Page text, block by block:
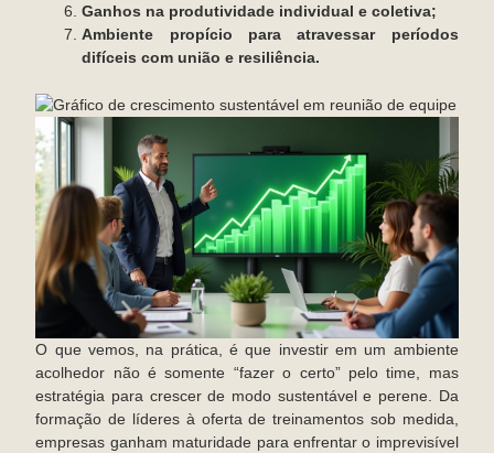
Ganhos na produtividade individual e coletiva;
Ambiente propício para atravessar períodos
difíceis com união e resiliência.
O que vemos, na prática, é que investir em um ambiente
acolhedor não é somente “fazer o certo” pelo time, mas
estratégia para crescer de modo sustentável e perene. Da
formação de líderes à oferta de treinamentos sob medida,
empresas ganham maturidade para enfrentar o imprevisível